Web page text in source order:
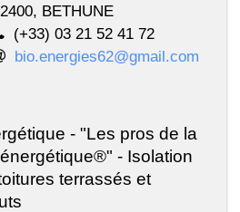
BETHUNE
(+33) 03 21 52 41 72
bio.energies62@gmail.com
- "Les pros de la
- Isolation
terrassés et